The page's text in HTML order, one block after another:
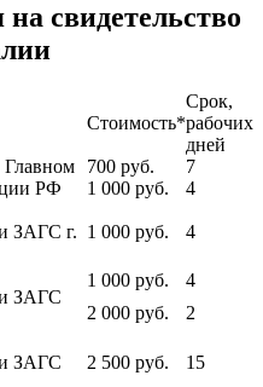
свидетельство
Стоимость*
Срок,
рабочих
дней
Главном
РФ
700 руб.
7
1 000 руб.
4
ЗАГС г. 1 000 руб. 4
ЗАГС
1 000 руб.
4
2 000 руб.
2
ЗАГС
2 500 руб. 15